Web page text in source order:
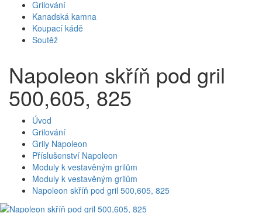
Grilování
Kanadská kamna
Koupací kádě
Soutěž
Napoleon skříň pod gril
500,605, 825
Úvod
Grilování
Grily Napoleon
Příslušenství Napoleon
Moduly k vestavěným grilům
Moduly k vestavěným grilům
Napoleon skříň pod gril 500,605, 825